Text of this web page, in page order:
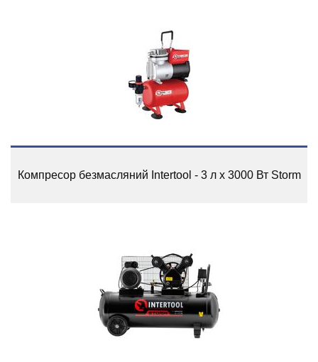
Компресор безмасляний Intertool - 3 л x 3000 Вт Storm